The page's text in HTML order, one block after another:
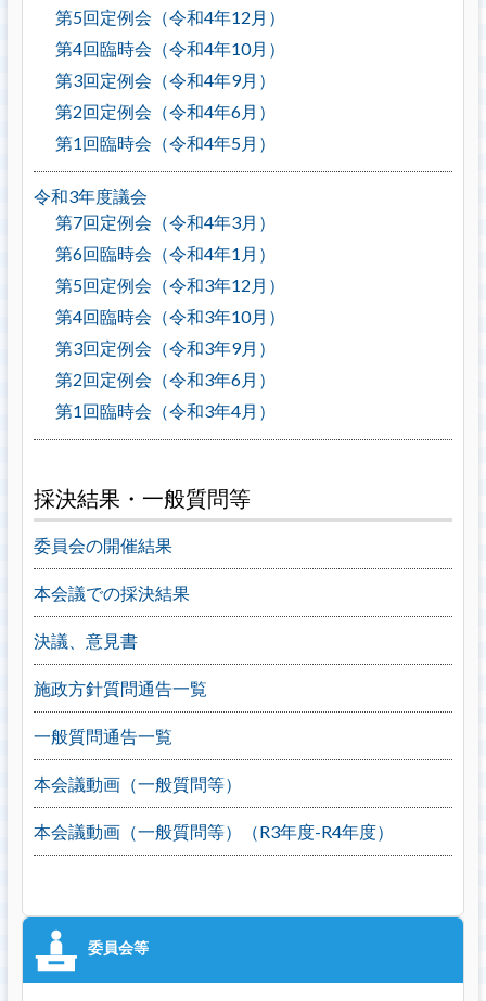
第5回定例会（令和4年12月）
第4回臨時会（令和4年10月）
第3回定例会（令和4年9月）
第2回定例会（令和4年6月）
第1回臨時会（令和4年5月）
令和3年度議会
第7回定例会（令和4年3月）
第6回臨時会（令和4年1月）
第5回定例会（令和3年12月）
第4回臨時会（令和3年10月）
第3回定例会（令和3年9月）
第2回定例会（令和3年6月）
第1回臨時会（令和3年4月）
採決結果・一般質問等
委員会の開催結果
本会議での採決結果
決議、意見書
施政方針質問通告一覧
一般質問通告一覧
本会議動画（一般質問等）
本会議動画（一般質問等）（R3年度-R4年度）